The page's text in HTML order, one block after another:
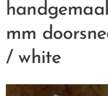
mm
/ white